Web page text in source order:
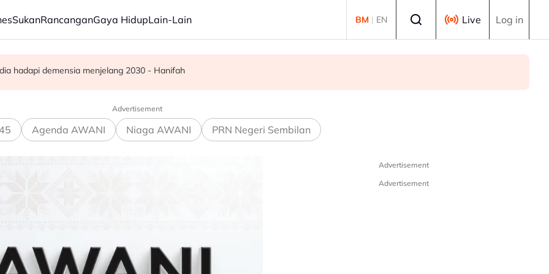
SukanRancanganGaya HidupLain-Lain BM | EN Live Log in
kepada hampir 12,000
hadapi demensia menjelang 2030 - Hanifah
sokongan udara digerakkan
Advertisement
Agenda AWANI Niaga AWANI PRN Negeri Sembilan
Advertisement
Advertisement